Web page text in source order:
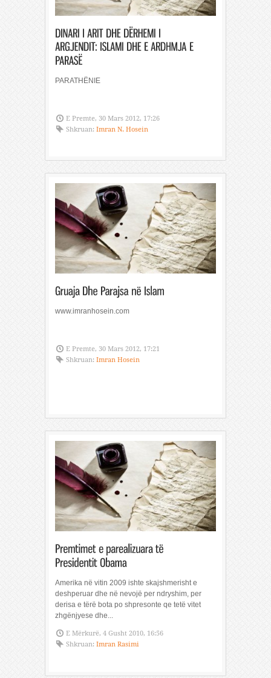
PARATHËNIE
E Premte, 30 Mars 2012, 17:26
Shkruan: Imran N. Hosein
www.imranhosein.com
E Premte, 30 Mars 2012, 17:21
Shkruan: Imran Hosein
Amerika në vitin 2009 ishte skajshmerisht e
deshperuar dhe në nevojë per ndryshim, per
derisa e tërë bota po shpresonte qe tetë vitet
zhgënjyese dhe...
E Mërkurë, 4 Gusht 2010, 16:56
Shkruan: Imran Rasimi